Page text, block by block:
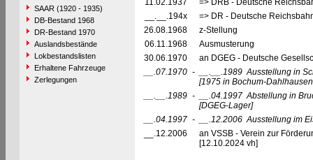
SAAR (1920 - 1935)
DB-Bestand 1968
DR-Bestand 1970
Auslandsbestände
Lokbestandslisten
Erhaltene Fahrzeuge
Zerlegungen
11.02.1937
=> DRB - Deutsche
__.__.194x
=> DR - Deutsche
26.08.1968
z-Stellung
06.11.1968
Ausmusterung
30.06.1970
an DGEG - Deutsche
__.07.1970 - __.__.1989 Ausstellung in
[1975 in Bochum-
__.__.1989 - __.04.1997 Abstellung in
[DGEG-Lager]
__.04.1997 - __.12.2006 Ausstellung im
__.12.2006
an VSSB - Verein zur
[12.10.2024 vh]